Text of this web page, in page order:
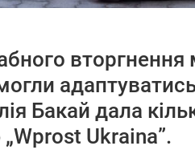
вторгнення
Бакай дала
Ukraina”.